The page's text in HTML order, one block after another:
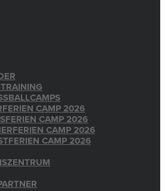
CAMP 2026
CAMP 2026
CAMP 2026
CAMP 2026